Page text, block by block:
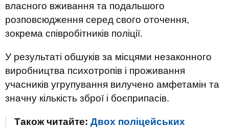
власного вживання та подальшого
розповсюдження серед свого оточення,
зокрема співробітників поліції.
У результаті обшуків за місцями незаконного
виробництва психотропів і проживання
учасників угрупування вилучено амфетамін та
значну кількість зброї і боєприпасів.
Також читайте: Двох поліцейських